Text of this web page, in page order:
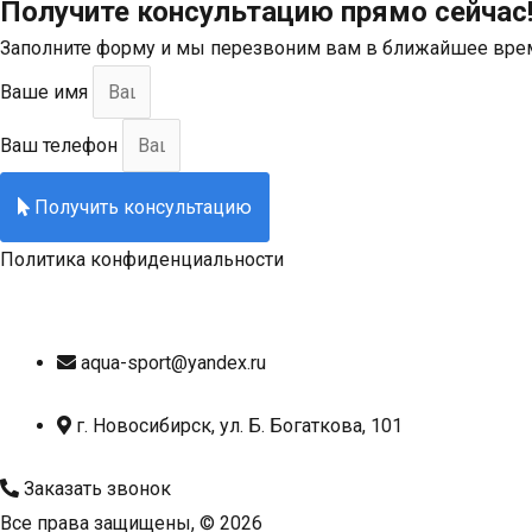
Получите консультацию прямо
Заполните форму и мы перезвоним вам в ближайшее
Ваше имя
Ваш телефон
Получить консультацию
Политика конфиденциальности
aqua-sport@yandex.ru
г. Новосибирск, ул. Б. Богаткова, 101
Заказать звонок
Все права защищены, © 2026